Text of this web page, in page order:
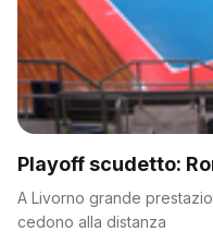
Playoff scudetto:
A Livorno grande
cedono alla distanza